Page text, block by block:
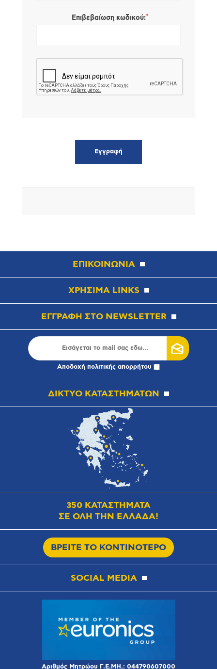
Επιβεβαίωση κωδικού:*
ΕΠΙΚΟΙΝΩΝΙΑ
ΧΡΗΣΙΜΑ LINKS
ΕΓΓΡΑΦΗ ΣΤΟ NEWSLETTER
Αποδοχή πολιτικής απορρήτου
ΔΙΚΤΥΟ ΚΑΤΑΣΤΗΜΑΤΩΝ
350 ΚΑΤΑΣΤΗΜΑΤΑ
ΣΕ ΟΛΗ ΤΗΝ ΕΛΛΑΔΑ!
ΒΡΕΙΤΕ ΤΟ ΚΟΝΤΙΝΟΤΕΡΟ
SOCIAL MEDIA